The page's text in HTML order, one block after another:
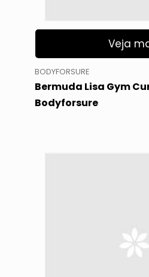
Veja
BODYFORSURE
Bermuda Lisa Gym
Bodyforsure